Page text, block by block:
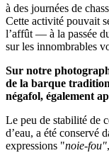
à des journées de
Cette activité pouvait
l’affût — à la passée
sur les innombrables
Sur notre
de la barque
négafol, également
Le peu de stabilité de
d’eau, a été conservé
expressions "noie-fou",